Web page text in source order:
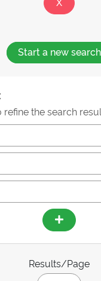
Start a new search
refine the search
Results/Page